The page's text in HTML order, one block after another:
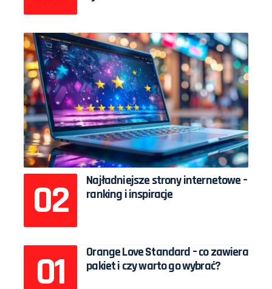
Najładniejsze strony internetowe –
ranking i inspiracje
Orange Love Standard – co zawiera
pakiet i czy warto go wybrać?